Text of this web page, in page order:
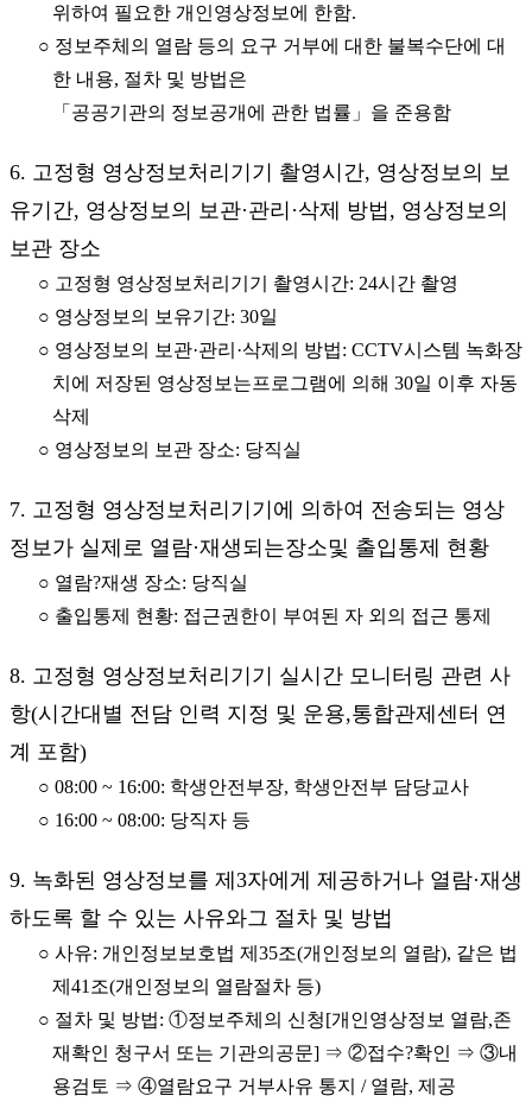
위하여 필요한 개인영상정보에 한함.
○ 정보주체의 열람 등의 요구 거부에 대한 불복수단에 대
한 내용, 절차 및 방법은
「공공기관의 정보공개에 관한 법률」을 준용함
6. 고정형 영상정보처리기기 촬영시간, 영상정보의 보
유기간, 영상정보의 보관·관리·삭제 방법, 영상정보의
보관 장소
○ 고정형 영상정보처리기기 촬영시간: 24시간 촬영
○ 영상정보의 보유기간: 30일
○ 영상정보의 보관·관리·삭제의 방법: CCTV시스템 녹화장
치에 저장된 영상정보는프로그램에 의해 30일 이후 자동
삭제
○ 영상정보의 보관 장소: 당직실
7. 고정형 영상정보처리기기에 의하여 전송되는 영상
정보가 실제로 열람·재생되는장소및 출입통제 현황
○ 열람?재생 장소: 당직실
○ 출입통제 현황: 접근권한이 부여된 자 외의 접근 통제
8. 고정형 영상정보처리기기 실시간 모니터링 관련 사
항(시간대별 전담 인력 지정 및 운용,통합관제센터 연
계 포함)
○ 08:00 ~ 16:00: 학생안전부장, 학생안전부 담당교사
○ 16:00 ~ 08:00: 당직자 등
9. 녹화된 영상정보를 제3자에게 제공하거나 열람·재생
하도록 할 수 있는 사유와그 절차 및 방법
○ 사유: 개인정보보호법 제35조(개인정보의 열람), 같은 법
제41조(개인정보의 열람절차 등)
○ 절차 및 방법: ①정보주체의 신청[개인영상정보 열람,존
재확인 청구서 또는 기관의공문] ⇒ ②접수?확인 ⇒ ③내
용검토 ⇒ ④열람요구 거부사유 통지 / 열람, 제공